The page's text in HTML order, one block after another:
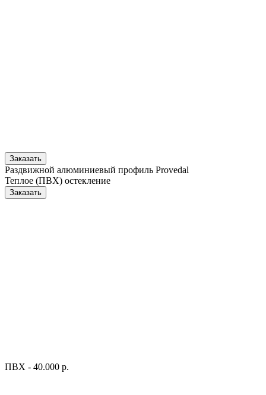
Заказать
Раздвижной алюминиевый профиль Provedal
Теплое (ПВХ) остекление
Заказать
ПВХ - 40.000 р.